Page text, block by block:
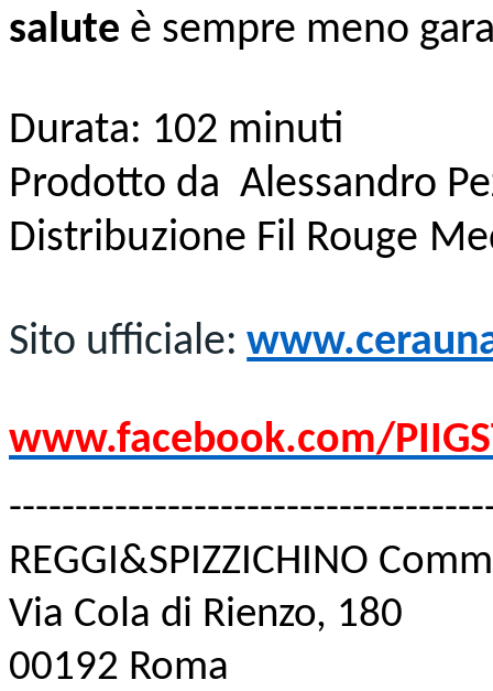
salute è sempre meno
Durata: 102 minuti
Prodotto da Alessandro
Distribuzione Fil Rouge
Sito ufficiale:
www.facebook.com/
------------------------------
REGGI&SPIZZICHINO
Via Cola di Rienzo, 180
00192 Roma